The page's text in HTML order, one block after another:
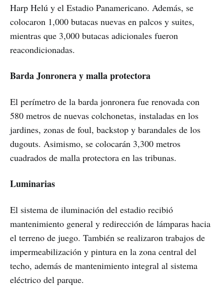
Harp Helú y el Estadio Panamericano. Además, se
colocaron 1,000 butacas nuevas en palcos y suites,
mientras que 3,000 butacas adicionales fueron
reacondicionadas.
Barda Jonronera y malla protectora
El perímetro de la barda jonronera fue renovada con
580 metros de nuevas colchonetas, instaladas en los
jardines, zonas de foul, backstop y barandales de los
dugouts. Asimismo, se colocarán 3,300 metros
cuadrados de malla protectora en las tribunas.
Luminarias
El sistema de iluminación del estadio recibió
mantenimiento general y redirección de lámparas hacia
el terreno de juego. También se realizaron trabajos de
impermeabilización y pintura en la zona central del
techo, además de mantenimiento integral al sistema
eléctrico del parque.